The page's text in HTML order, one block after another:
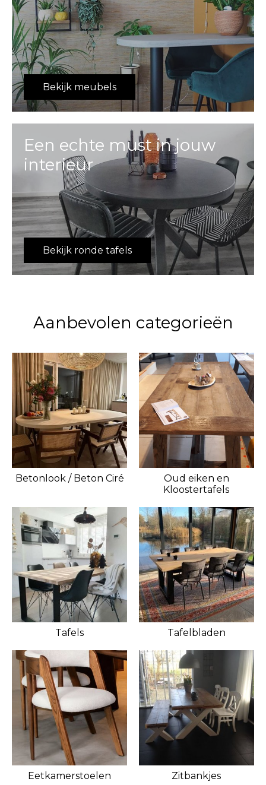
Bekijk meubels
Een echte must in jouw
interieur
Bekijk ronde tafels
Aanbevolen categorieën
Betonlook / Beton Ciré
Oud eiken en
Kloostertafels
Tafels Tafelbladen
Eetkamerstoelen Zitbankjes